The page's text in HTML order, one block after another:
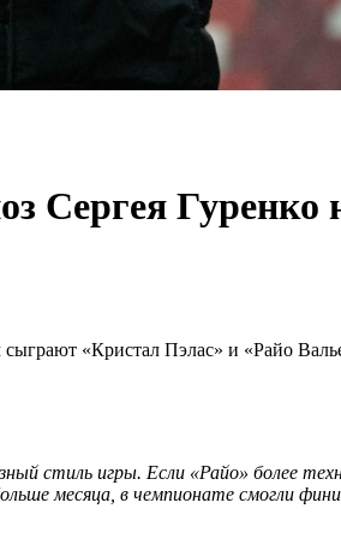
Сергея
«Кристал Пэлас» и «Райо
стиль игры. Если «Райо» более
месяца, в чемпионате смогли